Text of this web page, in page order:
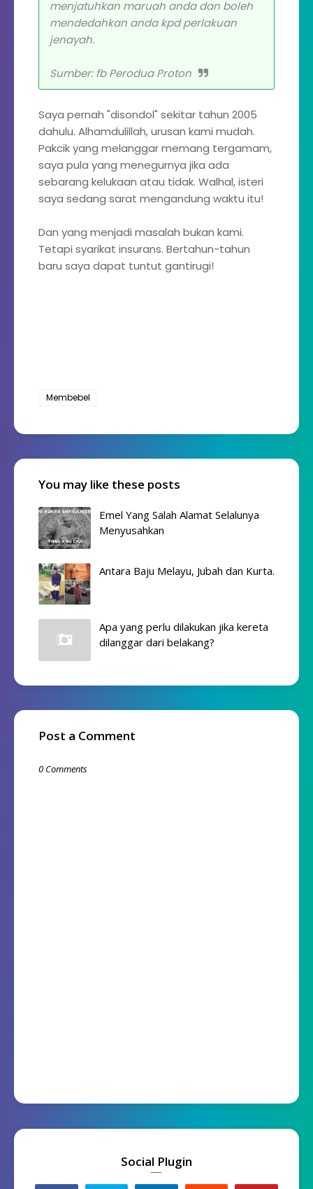
menjatuhkan maruah anda dan boleh
mendedahkan anda kpd perlakuan
jenayah.
Sumber: fb Perodua Proton
Saya pernah "disondol" sekitar tahun 2005
dahulu. Alhamdulillah, urusan kami mudah.
Pakcik yang melanggar memang tergamam,
saya pula yang menegurnya jika ada
sebarang kelukaan atau tidak. Walhal, isteri
saya sedang sarat mengandung waktu itu!
Dan yang menjadi masalah bukan kami.
Tetapi syarikat insurans. Bertahun-tahun
baru saya dapat tuntut gantirugi!
Membebel
You may like these posts
Emel Yang Salah Alamat Selalunya
Menyusahkan
Antara Baju Melayu, Jubah dan Kurta.
Apa yang perlu dilakukan jika kereta
dilanggar dari belakang?
Post a Comment
0 Comments
Social Plugin